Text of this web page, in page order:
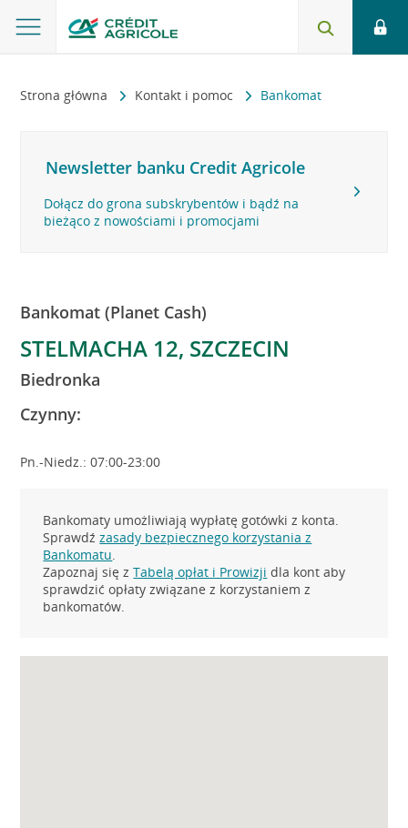
Strona główna Kontakt i pomoc Bankomat
Newsletter banku Credit Agricole
Dołącz do grona subskrybentów i bądź na
bieżąco z nowościami i promocjami
Bankomat (Planet Cash)
STELMACHA 12, SZCZECIN
Biedronka
Czynny:
Pn.-Niedz.: 07:00-23:00
Bankomaty umożliwiają wypłatę gotówki z konta.
Sprawdźzasady bezpiecznego korzystania z
Bankomatu.
Zapoznaj się zTabelą opłat i Prowizji dla kont aby
sprawdzić opłaty związane z korzystaniem z
bankomatów.